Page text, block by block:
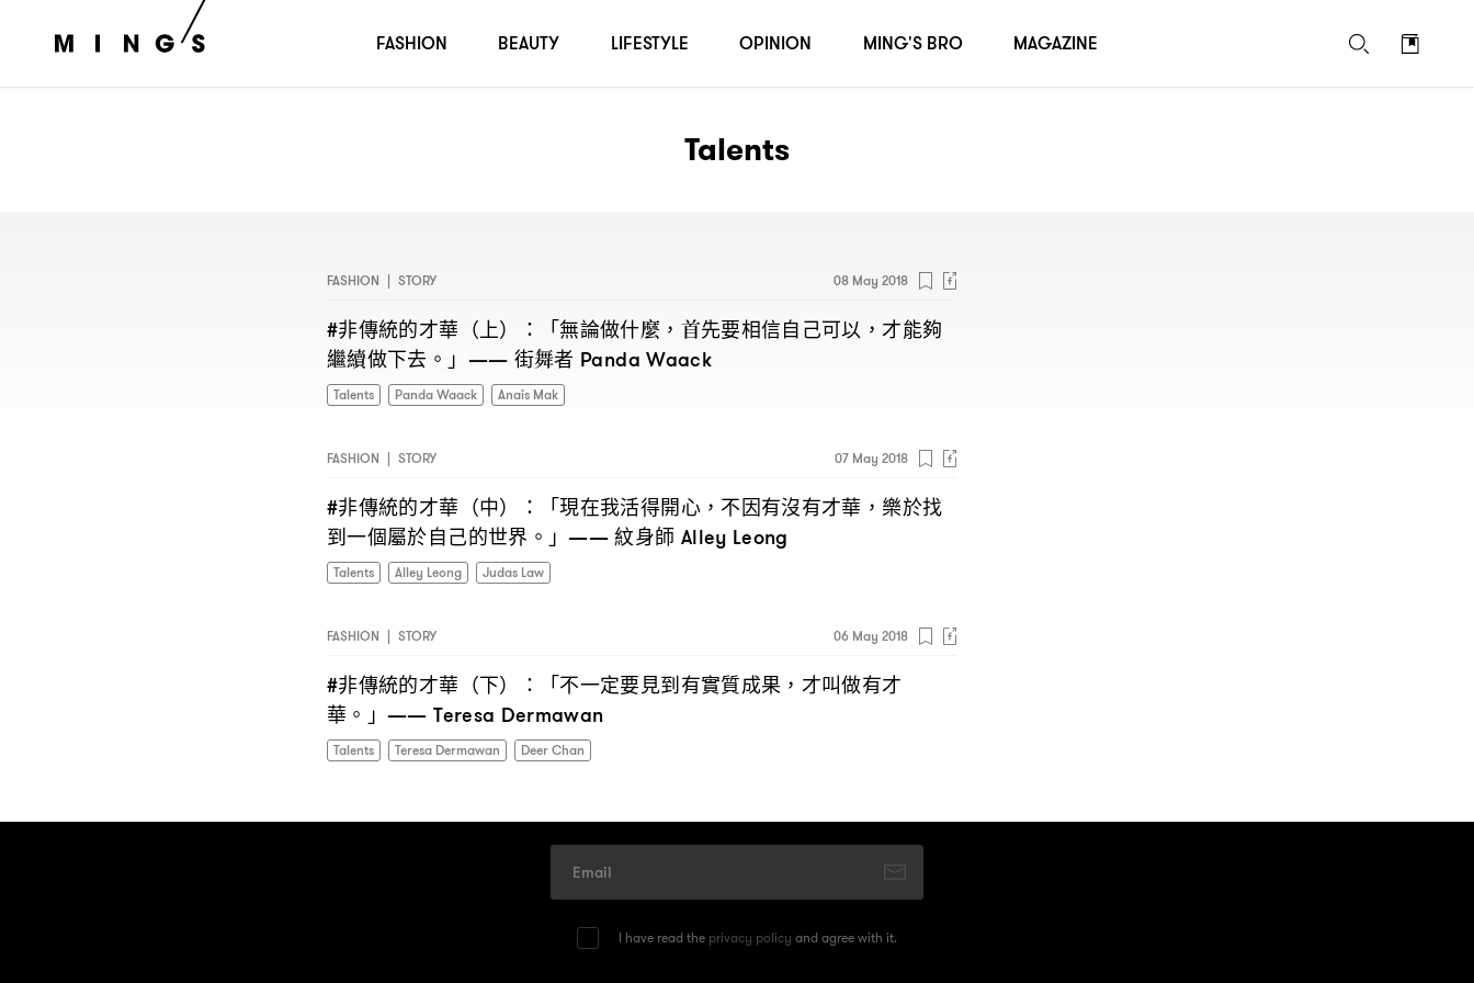
Talents
FASHION | STORY 08 May 2018
#非傳統的才華 （上）： 「無論做什麼 ， 首先要相信自己可以 ， 才能夠
繼續做下去。」 —— 街舞者 Panda Waack
Talents Panda Waack Anais Mak
FASHION | STORY 07 May 2018
#非傳統的才華 （中）： 「現在我活得開心， 不因有沒有才華 ， 樂於找
到一個屬於自己的世界。」——紋身師 Alley Leong
Talents Alley Leong Judas Law
FASHION | STORY 06 May 2018
#非傳統的才華 （下）： 「不一定要見到有實質成果 ， 才叫做有才
華。」—— Teresa Dermawan
Talents Teresa Dermawan Deer Chan
I have read the privacy policy and agree with it.
FASHION BEAUTY LIFESTYLE OPINION MING'S BRO MAGAZINE